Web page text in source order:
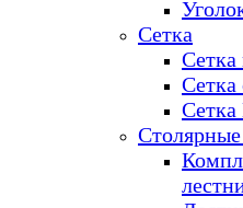
Сетка
Сетка
Сетка